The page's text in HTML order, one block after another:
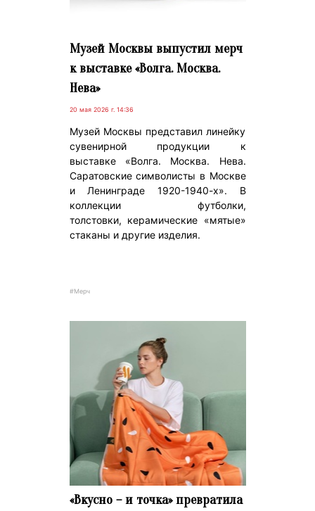
Музей Москвы выпустил мерч
к выставке «Волга. Москва.
Нева»
20 мая 2026 г. 14:36
Музей Москвы представил линейку
сувенирной продукции к
выставке «Волга. Москва. Нева.
Саратовские символисты в Москве
и Ленинграде 1920-1940-х». В
коллекции футболки,
толстовки, керамические «мятые»
стаканы и другие изделия.
#Мерч
«Вкусно – и точка» превратила